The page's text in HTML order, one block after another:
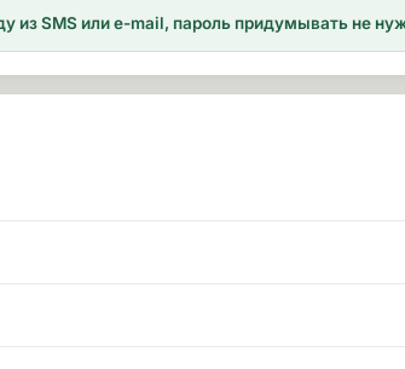
из SMS или e-mail, пароль придумывать не